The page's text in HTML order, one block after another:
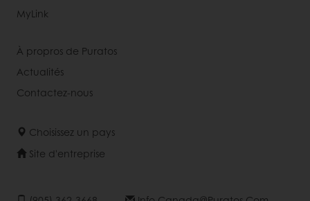
MyLink
À propros de Puratos
Actualités
Contactez-nous
Choisissez un pays
Site d'entreprise